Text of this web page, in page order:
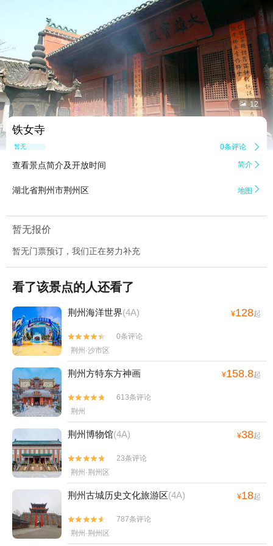
 12
铁女寺
暂无点评 0条评论 
查看景点简介及开放时间 简介 
湖北省荆州市荆州区 地图 
暂无报价
暂无门票预订，我们正在努力补充
看了该景点的人还看了
荆州海洋世界(4A) ¥128起


0条评论
荆州·沙市区
荆州方特东方神画 ¥158.8起


613条评论
荆州
荆州博物馆(4A) ¥38起


23条评论
荆州·荆州区
荆州古城历史文化旅游区(4A) ¥18起


787条评论
荆州·荆州区